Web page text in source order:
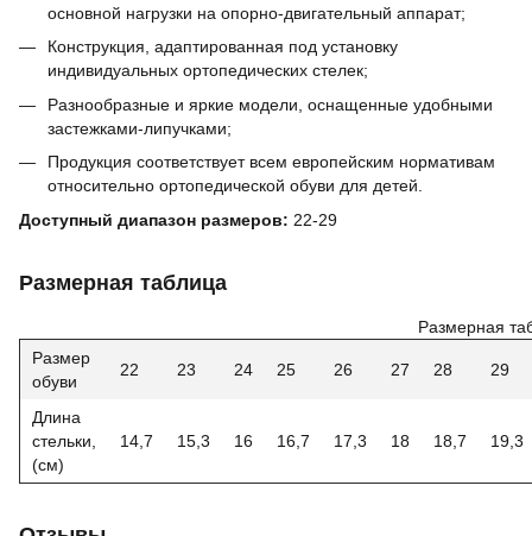
основной нагрузки на опорно-двигательный аппарат;
Конструкция, адаптированная под установку
индивидуальных ортопедических стелек;
Разнообразные и яркие модели, оснащенные удобными
застежками-липучками;
Продукция соответствует всем европейским нормативам
относительно ортопедической обуви для детей.
Доступный диапазон размеров: 22-29
Размерная таблица
Размерная
Размер
обуви
22 23 24 25 26 27 28 29
Длина
стельки,
(см)
14,7 15,3 16 16,7 17,3 18 18,7 19,3